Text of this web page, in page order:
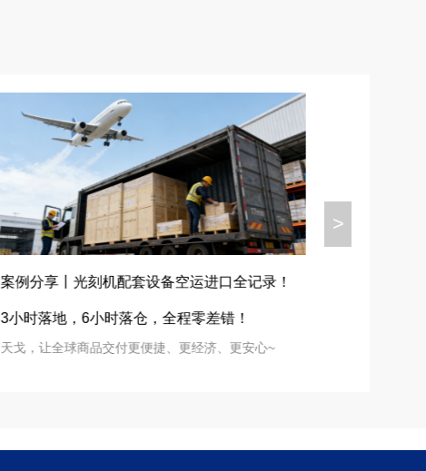
>
案例分享丨光刻机配套设备空运进口全记录！
3小时落地，6小时落仓，全程零差错！
天戈，让全球商品交付更便捷、更经济、更安心~
喜讯丨天戈国